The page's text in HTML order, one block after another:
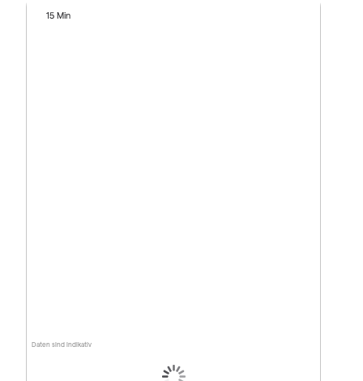
Daten sind indikativ
15 Min